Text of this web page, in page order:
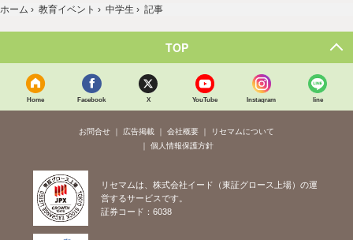
ホーム › 教育イベント › 中学生 › 記事
TOP
Home Facebook X YouTube Instagram line
お問合せ 広告掲載 会社概要
リセマムについて
個人情報保護方針
リセマムは、株式会社イード（東証グロース上場）の運
営するサービスです。
証券コード：6038